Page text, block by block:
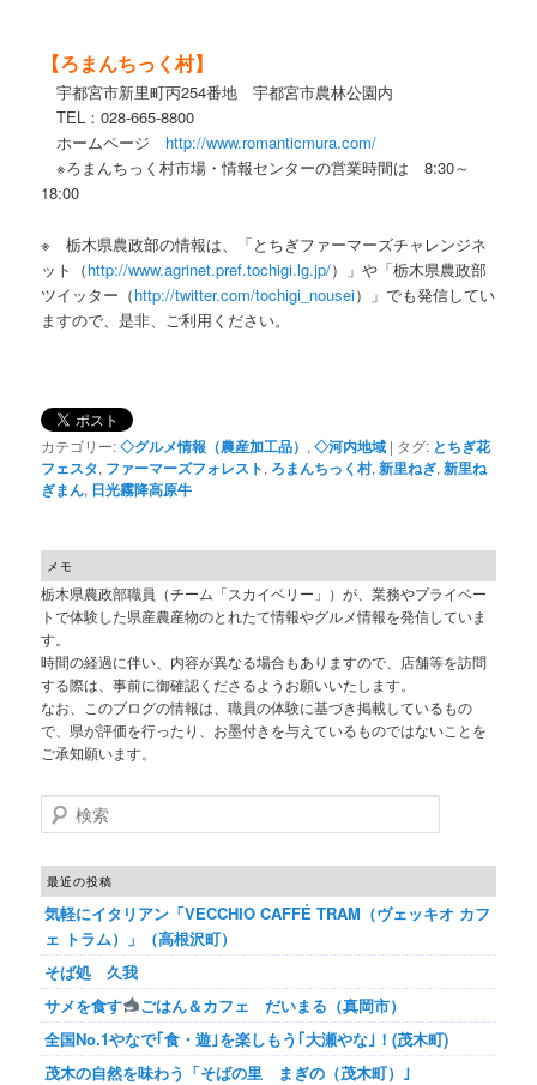
【ろまんちっく村】
宇都宮市新里町丙254番地 宇都宮市農林公園内
TEL：028-665-8800
ホームページ http://www.romanticmura.com/
※ろまんちっく村市場・情報センターの営業時間は 8:30～
18:00
※ 栃木県農政部の情報は、「とちぎファーマーズチャレンジネ
ット（http://www.agrinet.pref.tochigi.lg.jp/）」や「栃木県農政部
ツイッター（http://twitter.com/tochigi_nousei）」でも発信してい
ますので、是非、ご利用ください。
カテゴリー:◇グルメ情報（農産加工品） ,◇河内地域 | タグ: とちぎ花
フェスタ, ファーマーズフォレスト, ろまんちっく村,新里ねぎ,新里ね
ぎまん, 日光霧降高原牛
メモ
栃木県農政部職員（チーム「スカイベリー」）が、業務やプライベー
トで体験した県産農産物のとれたて情報やグルメ情報を発信していま
す。
時間の経過に伴い、内容が異なる場合もありますので、店舗等を訪問
する際は、事前に御確認くださるようお願いいたします。
なお、このブログの情報は、職員の体験に基づき掲載しているもの
で、県が評価を行ったり、お墨付きを与えているものではないことを
ご承知願います。
検索
最近の投稿
気軽にイタリアン「VECCHIO CAFFÉ TRAM（ヴェッキオ カフ
ェ トラム）」（高根沢町）
そば処 久我
サメを食す
ごはん＆カフェ だいまる（真岡市）
全国No.1やなで｢食・遊｣を楽しもう｢大瀬やな｣！(茂木町)
茂木の自然を味わう「そばの里 まぎの（茂木町）｣